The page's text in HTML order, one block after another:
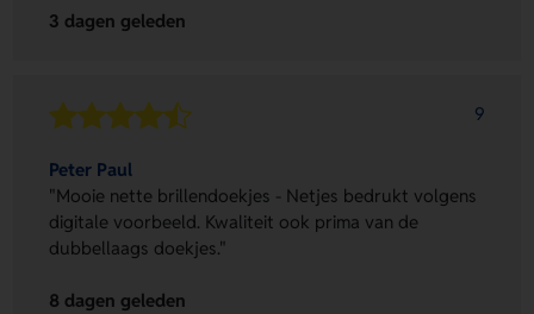
3 dagen geleden
9
Peter Paul
"Mooie nette brillendoekjes - Netjes bedrukt volgens
digitale voorbeeld. Kwaliteit ook prima van de
dubbellaags doekjes."
8 dagen geleden